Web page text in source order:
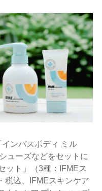
ンバスボディ ミル
ューズなどをセットに
ット」（3種：IFMEス
税込、IFMEスキンケア